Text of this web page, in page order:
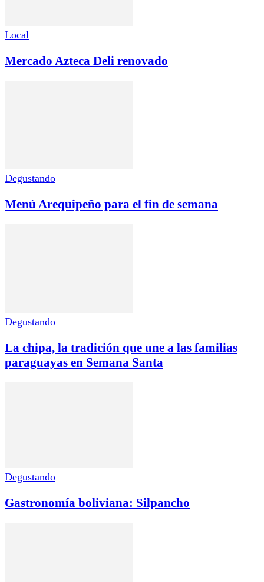
Local
Mercado Azteca Deli renovado
Degustando
Menú Arequipeño para el fin de semana
Degustando
La chipa, la tradición que une a las familias
paraguayas en Semana Santa
Degustando
Gastronomía boliviana: Silpancho